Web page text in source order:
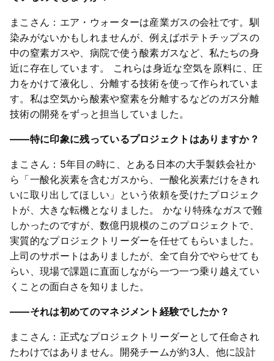
まこさん：エア・ウォーターは産業ガスの会社です。馴
染みがないかもしれませんが、例えばポテトチップスの
中の窒素ガスや、病院で使う酸素ガスなど、私たちの身
近に存在しています。 これらは身近な空気を原料に、圧
力をかけて液化し、分離する技術を使って作られていま
す。私は空気から酸素や窒素を分離するなどのガス分離
技術の開発をずっと担当していました。
――特に印象に残っているプロジェクトはありますか？
まこさん：5年目の時に、とある日本の大手製鉄会社か
ら「一酸化炭素を含むガスから、一酸化炭素だけをきれ
いに取り出してほしい」という依頼を受けたプロジェク
トが、大きな転機となりました。 かなり特殊なガスで難
しかったのですが、数億円規模のこのプロジェクトで、
実質的なプロジェクトリーダーを任せてもらいました。
上司のサポートはありましたが、全て自分でやらせても
らい、現場で課題に直面しながら一つ一つ乗り越えてい
くことの面白さを知りました。
――それは初めてのマネジメント経験でしたか？
まこさん：正式なプロジェクトリーダーとして任命され
たわけではありません。開発チームが約3人、他に設計